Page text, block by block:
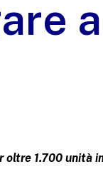
oltre 1.700 unità